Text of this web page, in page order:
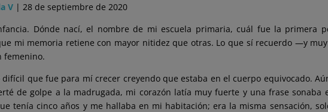
V | 28 de septiembre de 2020
Dónde nací, el nombre de mi escuela primaria, cuál fue la primera
mi memoria retiene con mayor nitidez que otras. Lo que sí recuerdo —y
femenino.
que fue para mí crecer creyendo que estaba en el cuerpo equivocado.
de golpe a la madrugada, mi corazón latía muy fuerte y una frase sonaba
tenía cinco años y me hallaba en mi habitación; era la misma sensación,